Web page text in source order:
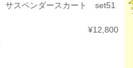
サスペンダースカート set51
¥12,800